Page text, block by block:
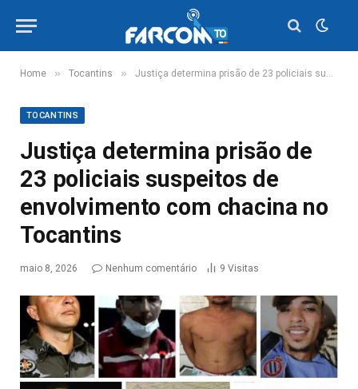
Home » Tocantins » Justiça determina prisão de 23 policiais suspeitos de envolvimento com chacina no Tocantins
TOCANTINS
Justiça determina prisão de
23 policiais suspeitos de
envolvimento com chacina no
Tocantins
maio 8, 2026 Nenhum comentário 9 Visitas